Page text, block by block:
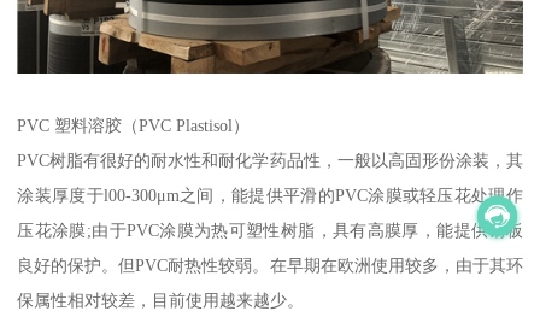
PVC 塑料溶胶（PVC Plastisol）
PVC树脂有很好的耐水性和耐化学药品性，一般以高固形份涂装，其
涂装厚度于l00-300μm之间，能提供平滑的PVC涂膜或轻压花处理作
压花涂膜;由于PVC涂膜为热可塑性树脂，具有高膜厚，能提供钢板
良好的保护。但PVC耐热性较弱。在早期在欧洲使用较多，由于其环
保属性相对较差，目前使用越来越少。